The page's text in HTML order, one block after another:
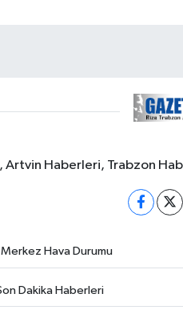
Artvin Haberleri, Trabzon
Merkez Hava Durumu
Dakika Haberleri